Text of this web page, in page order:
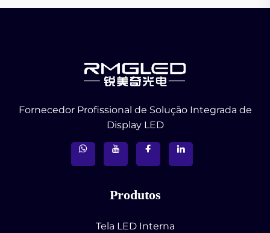
Fornecedor Profissional de Solução Integrada de
Display LED
Produtos
Tela LED Interna